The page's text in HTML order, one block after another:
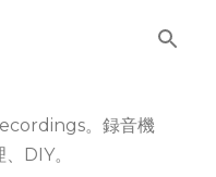
ンテンツに移動
。録音機
DIY。